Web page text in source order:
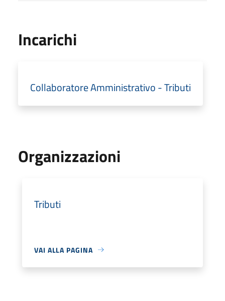
Incarichi
Collaboratore Amministrativo - Tributi
Organizzazioni
Tributi
VAI ALLA PAGINA